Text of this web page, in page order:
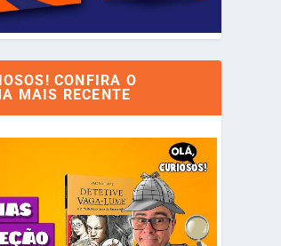
CONFIRA O
MAIS RECENTE